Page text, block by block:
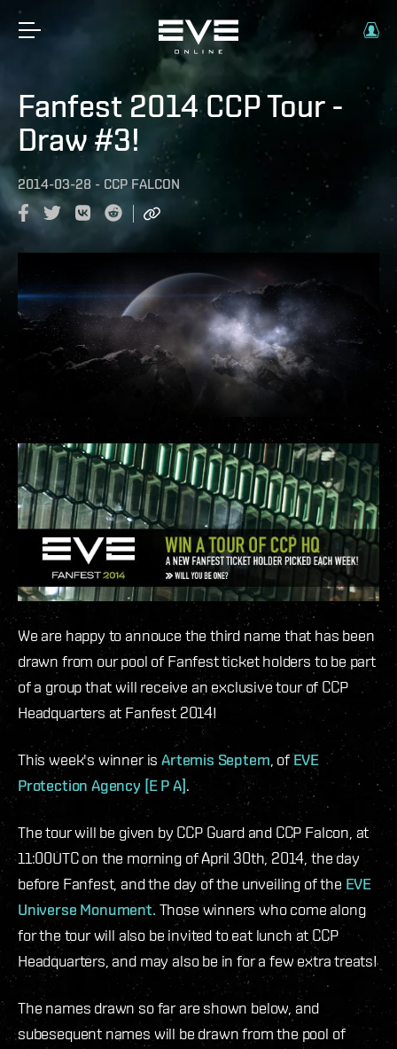
Fanfest 2014 CCP Tour -
Draw #3!
2014-03-28 - CCP FALCON
We are happy to annouce the third name that has been
drawn from our pool of Fanfest ticket holders to be part
of a group that will receive an exclusive tour of CCP
Headquarters at Fanfest 2014!
This week's winner isArtemis Septem, ofEVE
Protection Agency [E P A].
The tour will be given by CCP Guard and CCP Falcon, at
11:00UTC on the morning of April 30th, 2014, the day
before Fanfest, and the day of the unveiling of the EVE
Universe Monument. Those winners who come along
for the tour will also be invited to eat lunch at CCP
Headquarters, and may also be in for a few extra treats!
The names drawn so far are shown below, and
subesequent names will be drawn from the pool of